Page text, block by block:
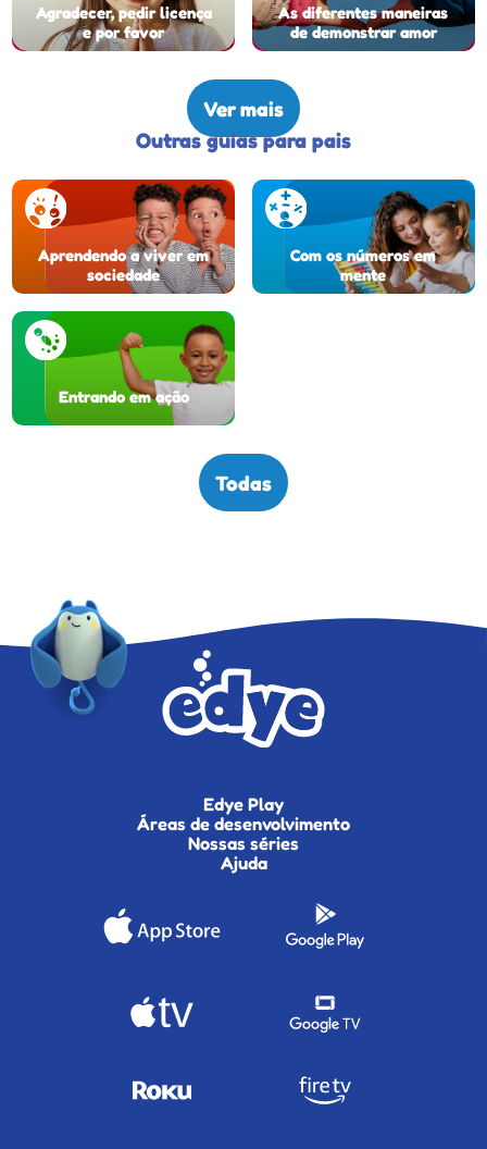
Agradecer, pedir licença
e por favor
As diferentes maneiras
de demonstrar amor
Ver mais
Outras guias para pais
Aprendendo a viver em
sociedade
Com os números em
mente
Entrando em ação
Todas
Edye Play
Áreas de desenvolvimento
Nossas séries
Ajuda